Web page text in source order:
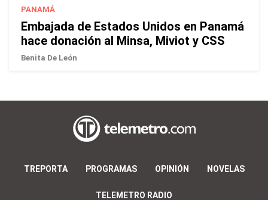
PANAMÁ
Embajada de Estados Unidos en Panamá
hace donación al Minsa, Miviot y CSS
Benita De León
TREPORTA PROGRAMAS OPINIÓN NOVELAS
TELEMETRO RADIO